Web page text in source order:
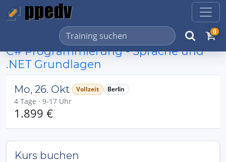
0
C# Programmierung - Sprache und
.NET Grundlagen
Mo, 26. Okt Vollzeit Berlin
4 Tage · 9-17 Uhr
1.899 €
Kurs buchen